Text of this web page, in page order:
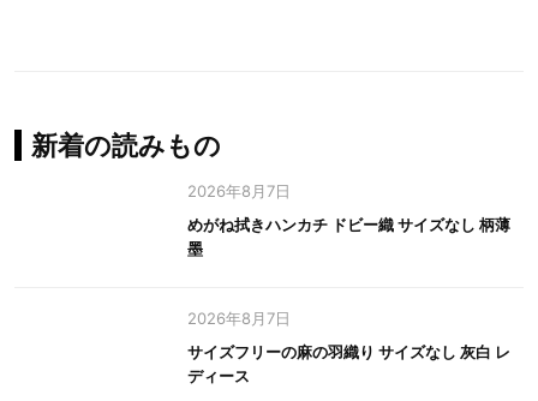
新着の読みもの
2026年8月7日
めがね拭きハンカチ ドビー織 サイズなし 柄薄
墨
2026年8月7日
サイズフリーの麻の羽織り サイズなし 灰白 レ
ディース